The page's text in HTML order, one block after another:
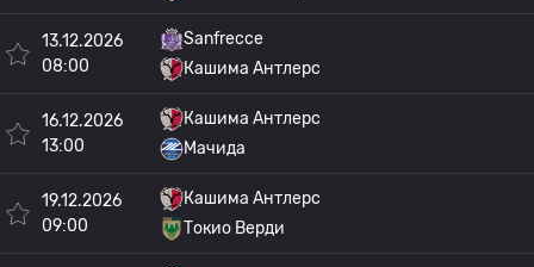
13.12.2026
08:00
Sanfrecce
Кашима Антлерс
16.12.2026
13:00
Кашима Антлерс
Мачида
19.12.2026
09:00
Кашима Антлерс
Токио Верди